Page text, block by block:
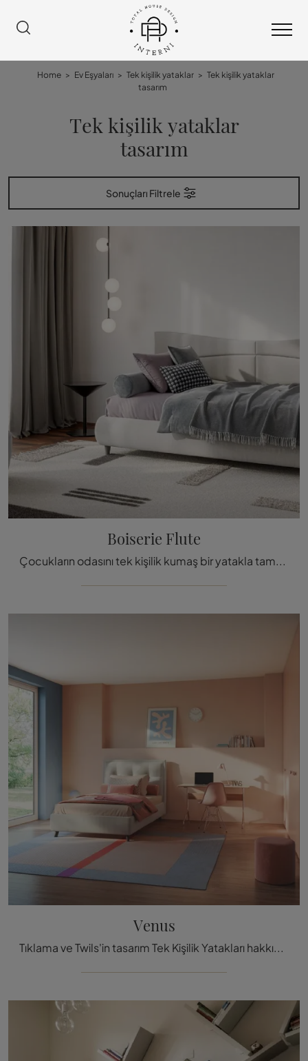
Home > Ev Eşyaları > Tek kişilik yataklar > Tek kişilik yataklar
tasarım
Tek kişilik yataklar
tasarım
Sonuçları Filtrele
Boiserie Flute
Çocukların odasını tek kişilik kumaş bir yatakla tamamlamak mı istiyorsunuz? İşte Twils'in Boiserie Flute modeli, tas
Venus
Tıklama ve Twils'in tasarım Tek Kişilik Yatakları hakkında bilgi edin! Venus modeli kumaşta seni